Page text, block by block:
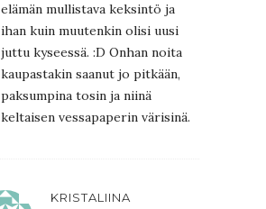
elämän mullistava keksintö ja
ihan kuin muutenkin olisi uusi
juttu kyseessä. :D Onhan noita
kaupastakin saanut jo pitkään,
paksumpina tosin ja niinä
keltaisen vessapaperin värisinä.
KRISTALIINA